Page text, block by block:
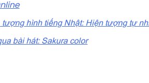
hình tiếng Nhật: Hiện tượng tự
bài hát: Sakura color